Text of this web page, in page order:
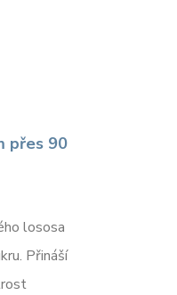
přes 90
lososa
Přináší